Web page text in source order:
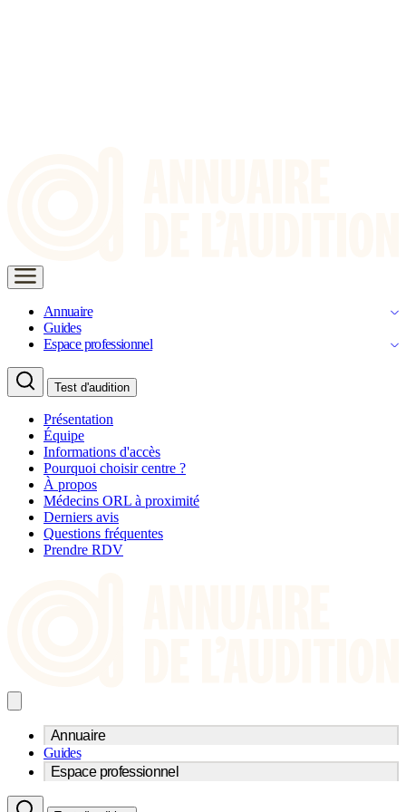
Annuaire
Guides
Espace professionnel
Test d'audition
Présentation
Équipe
Informations d'accès
Pourquoi choisir centre ?
À propos
Médecins ORL à proximité
Derniers avis
Questions fréquentes
Prendre RDV
Annuaire
Trouvez un professionnel de l'audition
Centre d'audioprothèse
Guides
Espace professionnel
Acteurs et services